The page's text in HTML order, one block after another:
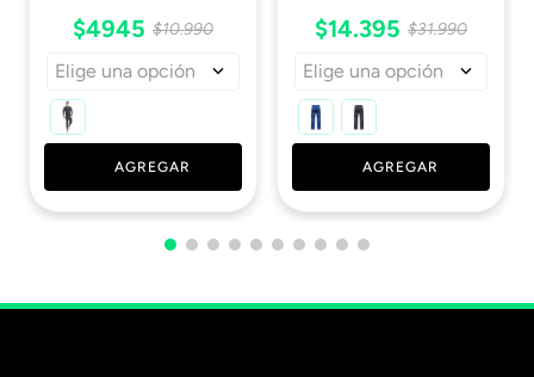
$4945 $10.990
Elige una opción
AGREGAR
$14.395 $31.990
Elige una opción
AGREGAR